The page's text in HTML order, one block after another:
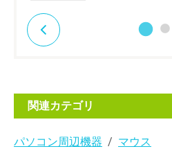
関連カテゴリ
パソコン周辺機器
マウス